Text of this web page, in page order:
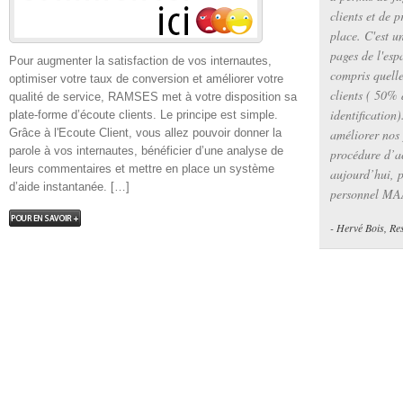
Pour augmenter la satisfaction de vos internautes,
optimiser votre taux de conversion et améliorer votre
qualité de service, RAMSES met à votre disposition sa
plate-forme d’écoute clients. Le principe est simple.
Grâce à l'Ecoute Client, vous allez pouvoir donner la
parole à vos internautes, bénéficier d’une analyse de
leurs commentaires et mettre en place un système
d’aide instantanée. […]
clients et de
place. C'est
pages de
compris
clients ( 50%
améliorer
procédure
aujourd’hui,
personnel
- Hervé Bois,